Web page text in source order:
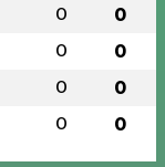
0 0
0 0
0 0
0 0